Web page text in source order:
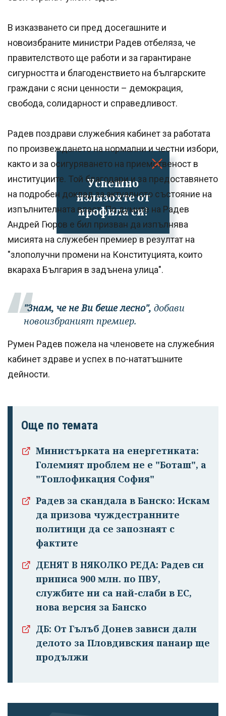
Успешно
излязохте от
профила си!
В изказването си пред досегашните и
новоизбраните министри Радев отбеляза, че
правителството ще работи и за гарантиране
сигурността и благоденствието на българските
граждани с ясни ценности – демокрация,
свобода, солидарност и справедливост.
Радев поздрави служебния кабинет за работата
по произвеждането на нормални и честни избори,
както и за осигуряването на приемственост в
институциите. Той благодари и за предоставянето
на подробен доклад за актуалното състояние на
изпълнителната власт. По думите на Радев
Андрей Гюров е бил призван да изпълнява
мисията на служебен премиер в резултат на
"злополучни промени на Конституцията, които
вкараха България в задънена улица".
"Знам, че не Ви беше лесно", добави
новоизбраният премиер.
Румен Радев пожела на членовете на служебния
кабинет здраве и успех в по-нататъшните
дейности.
Още по темата
Министърката на енергетиката:
Големият проблем не е "Боташ", а
"Топлофикация София"
Радев за скандала в Банско: Искам
да призова чуждестранните
политици да се запознаят с
фактите
ДЕНЯТ В НЯКОЛКО РЕДА: Радев си
приписа 900 млн. по ПВУ,
службите ни са най-слаби в ЕС,
нова версия за Банско
ДБ: От Гълъб Донев зависи дали
делото за Пловдивския панаир ще
продължи